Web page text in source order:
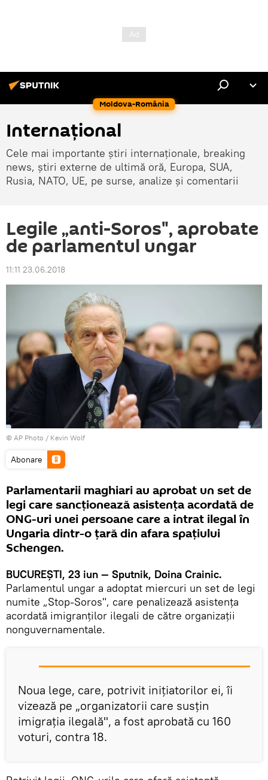
Moldova-România
Internaţional
Cele mai importante știri internaționale, breaking
news, știri externe de ultimă oră, Europa, SUA,
Rusia, NATO, UE, pe surse, analize și comentarii
Legile „anti-Soros", aprobate
de parlamentul ungar
11:11 23.06.2018
© AP Photo / Kevin Wolf
Abonare
Parlamentarii maghiari au aprobat un set de
legi care sancţionează asistența acordată de
ONG-uri unei persoane care a intrat ilegal în
Ungaria dintr-o țară din afara spațiului
Schengen.
BUCUREŞTI, 23 iun — Sputnik, Doina Crainic.
Parlamentul ungar a adoptat miercuri un set de legi
numite „Stop-Soros", care penalizează asistența
acordată imigranților ilegali de către organizații
nonguvernamentale.
Noua lege, care, potrivit iniţiatorilor ei, îi
vizează pe „organizatorii care susţin
imigrația ilegală", a fost aprobată cu 160
voturi, contra 18.